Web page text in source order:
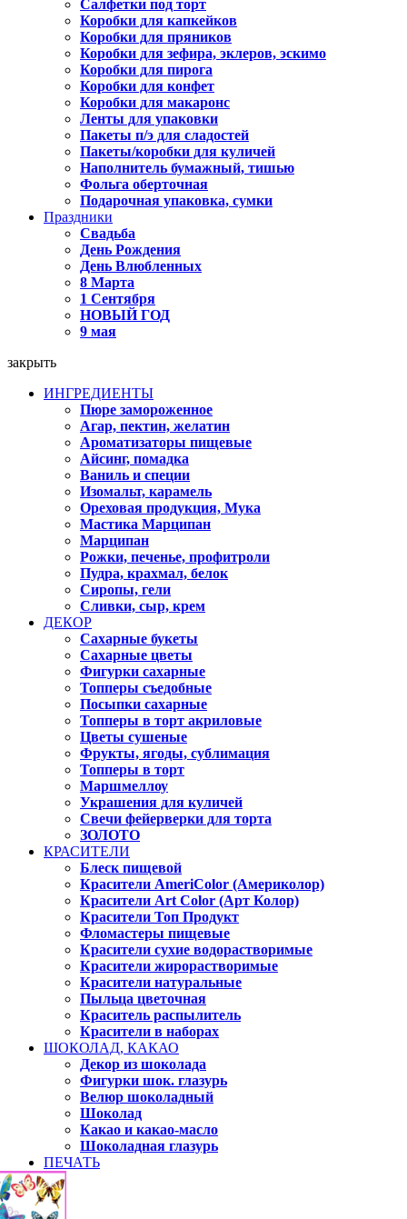
Салфетки под торт
Коробки для капкейков
Коробки для пряников
Коробки для зефира, эклеров, эскимо
Коробки для пирога
Коробки для конфет
Коробки для макаронс
Ленты для упаковки
Пакеты п/э для сладостей
Пакеты/коробки для куличей
Наполнитель бумажный, тишью
Фольга оберточная
Подарочная упаковка, сумки
Праздники
Свадьба
День Рождения
День Влюбленных
8 Марта
1 Сентября
НОВЫЙ ГОД
9 мая
закрыть
ИНГРЕДИЕНТЫ
Пюре замороженное
Агар, пектин, желатин
Ароматизаторы пищевые
Айсинг, помадка
Ваниль и специи
Изомальт, карамель
Ореховая продукция, Мука
Мастика Марципан
Марципан
Рожки, печенье, профитроли
Пудра, крахмал, белок
Сиропы, гели
Сливки, сыр, крем
ДЕКОР
Сахарные букеты
Сахарные цветы
Фигурки сахарные
Топперы съедобные
Посыпки сахарные
Топперы в торт акриловые
Цветы сушеные
Фрукты, ягоды, сублимация
Топперы в торт
Маршмеллоу
Украшения для куличей
Свечи фейерверки для торта
ЗОЛОТО
КРАСИТЕЛИ
Блеск пищевой
Красители AmeriColor (Америколор)
Красители Art Color (Арт Колор)
Красители Топ Продукт
Фломастеры пищевые
Красители сухие водорастворимые
Красители жирорастворимые
Красители натуральные
Пыльца цветочная
Краситель распылитель
Красители в наборах
ШОКОЛАД, КАКАО
Декор из шоколада
Фигурки шок. глазурь
Велюр шоколадный
Шоколад
Какао и какао-масло
Шоколадная глазурь
ПЕЧАТЬ